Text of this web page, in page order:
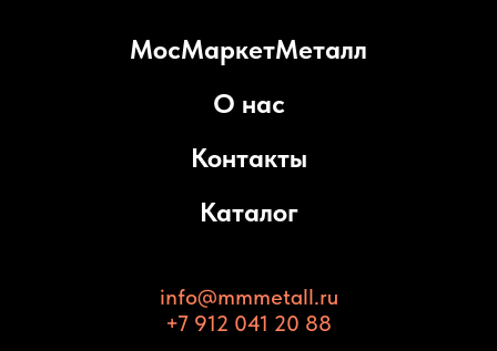
МосМаркетМеталл
О нас
Контакты
Каталог
info@mmmetall.ru
+7 912 041 20 88